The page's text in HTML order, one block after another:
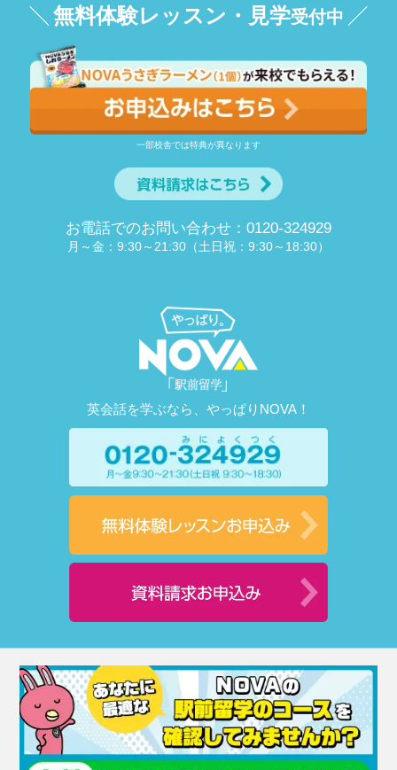
無料体験レッスン・見学受付中
一部校舎では特典が異なります
お電話でのお問い合わせ：0120-324929
月～金：9:30～21:30（土日祝：9:30～18:30）
英会話を学ぶなら、やっぱりNOVA！